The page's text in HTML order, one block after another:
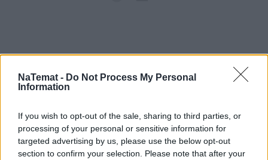
NaTemat - Do Not Process My Personal
Information
If you wish to opt-out of the sale, sharing to third parties, or
processing of your personal or sensitive information for
targeted advertising by us, please use the below opt-out
section to confirm your selection. Please note that after your
Nowość od PKP Intercity! |
kierunek:PODRÓŻE